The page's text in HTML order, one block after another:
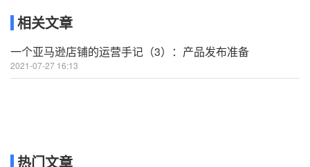
相关文章
一个亚马逊店铺的运营手记（3）：产品发布准备
2021-07-27 16:13
热门文章